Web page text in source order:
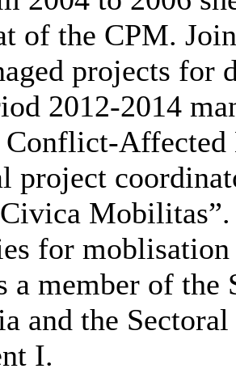
of the CPM.
projects for
2012-2014
project
for moblisation
a member of
and the
I.